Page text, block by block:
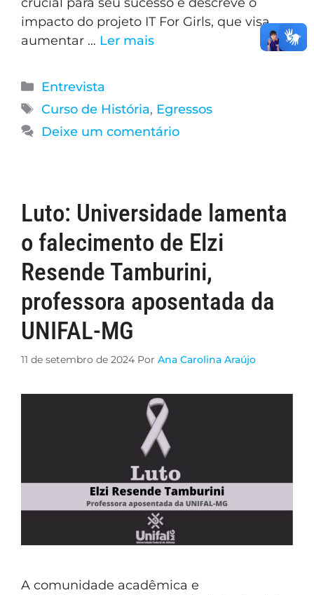
impacto do projeto IT For Girls, que visa
aumentar … Ler mais
Entrevista
Curso de História, Egressos
Deixe um comentário
Luto: Universidade lamenta
o falecimento de Elzi
Resende Tamburini,
professora aposentada da
UNIFAL-MG
11 de setembro de 2024 Por Ana Carolina Araújo
A comunidade acadêmica e